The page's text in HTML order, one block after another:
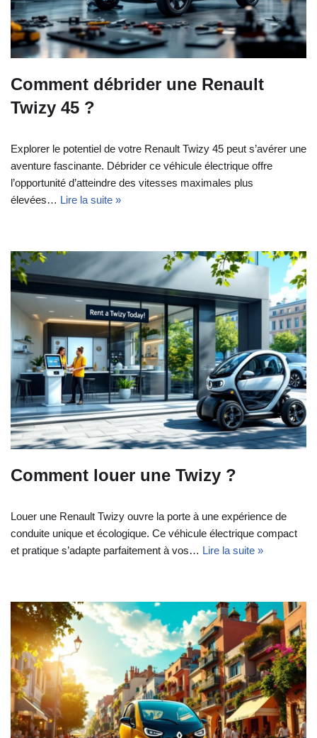
Comment débrider une Renault
Twizy 45 ?
Explorer le potentiel de votre Renault Twizy 45 peut s’avérer une
aventure fascinante. Débrider ce véhicule électrique offre
l’opportunité d’atteindre des vitesses maximales plus
élevées… Lire la suite »
Comment louer une Twizy ?
Louer une Renault Twizy ouvre la porte à une expérience de
conduite unique et écologique. Ce véhicule électrique compact
et pratique s’adapte parfaitement à vos… Lire la suite »